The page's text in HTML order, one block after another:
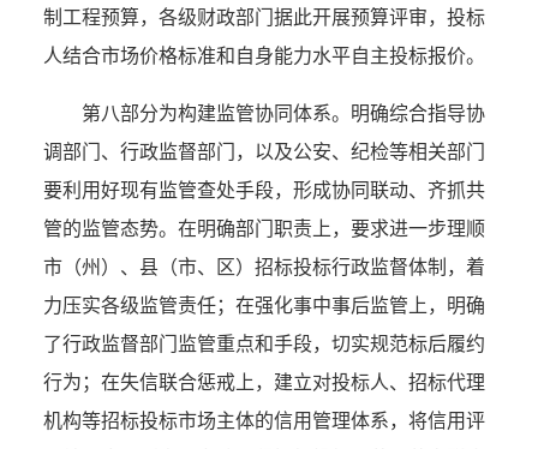
制工程预算，各级财政部门据此开展预算评审，投标
人结合市场价格标准和自身能力水平自主投标报价。
第八部分为构建监管协同体系。 明确综合指导协
调部门、行政监督部门，以及公安、纪检等相关部门
要利用好现有监管查处手段，形成协同联动、齐抓共
管的监管态势。在明确部门职责上，要求进一步理顺
市（州）、 县（市、区） 招标投标行政监督体制，着
力压实各级监管责任；在强化事中事后监管上，明确
了行政监督部门监管重点和手段，切实规范标后履约
行为；在失信联合惩戒上，建立对投标人、招标代理
机构等招标投标市场主体的信用管理体系，将信用评